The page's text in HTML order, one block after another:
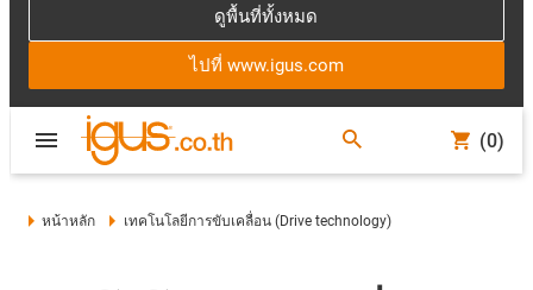
ดูพื้นที่ทั้งหมด
ไปที่ www.igus.com
(0)
หน้าหลัก เทคโนโลยีการขับเคลื่อน (Drive technology)